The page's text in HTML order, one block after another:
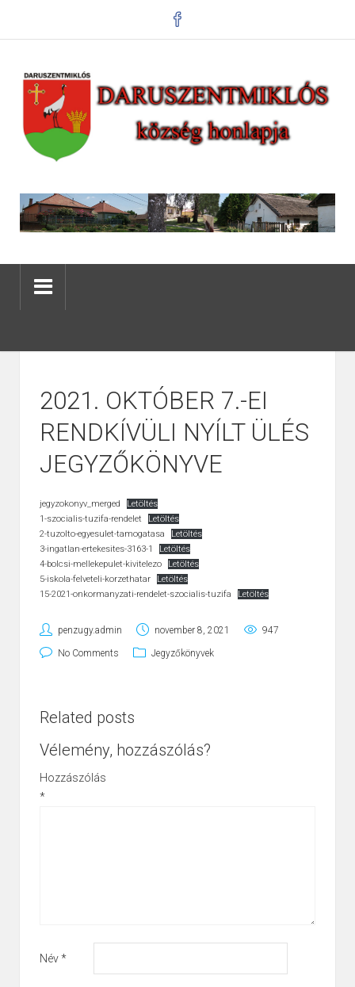
2021. OKTÓBER 7.-EI
RENDKÍVÜLI NYÍLT ÜLÉS
JEGYZŐKÖNYVE
jegyzokonyv_merged
Letöltés
1-szocialis-tuzifa-rendelet
Letöltés
2-tuzolto-egyesulet-tamogatasa
Letöltés
3-ingatlan-ertekesites-3163-1
Letöltés
4-bolcsi-mellekepulet-kivitelezo
Letöltés
5-iskola-felveteli-korzethatar
Letöltés
15-2021-onkormanyzati-rendelet-szocialis-tuzifa
Letöltés
penzugy.admin november 8, 2021 947
No Comments Jegyzőkönyvek
Related posts
Vélemény, hozzászólás?
Hozzászólás
*
Név*